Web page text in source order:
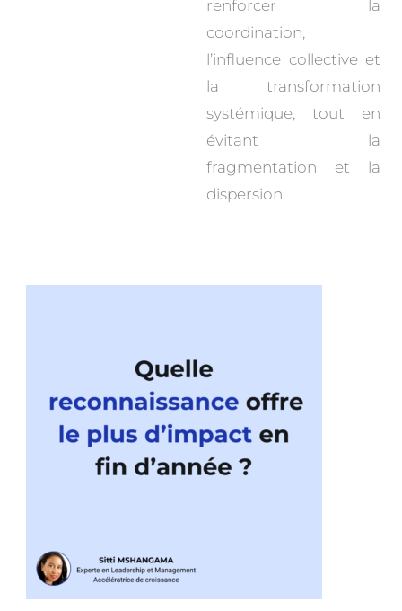
renforcer la
coordination,
l’influence collective et
la transformation
systémique, tout en
évitant la
fragmentation et la
dispersion.